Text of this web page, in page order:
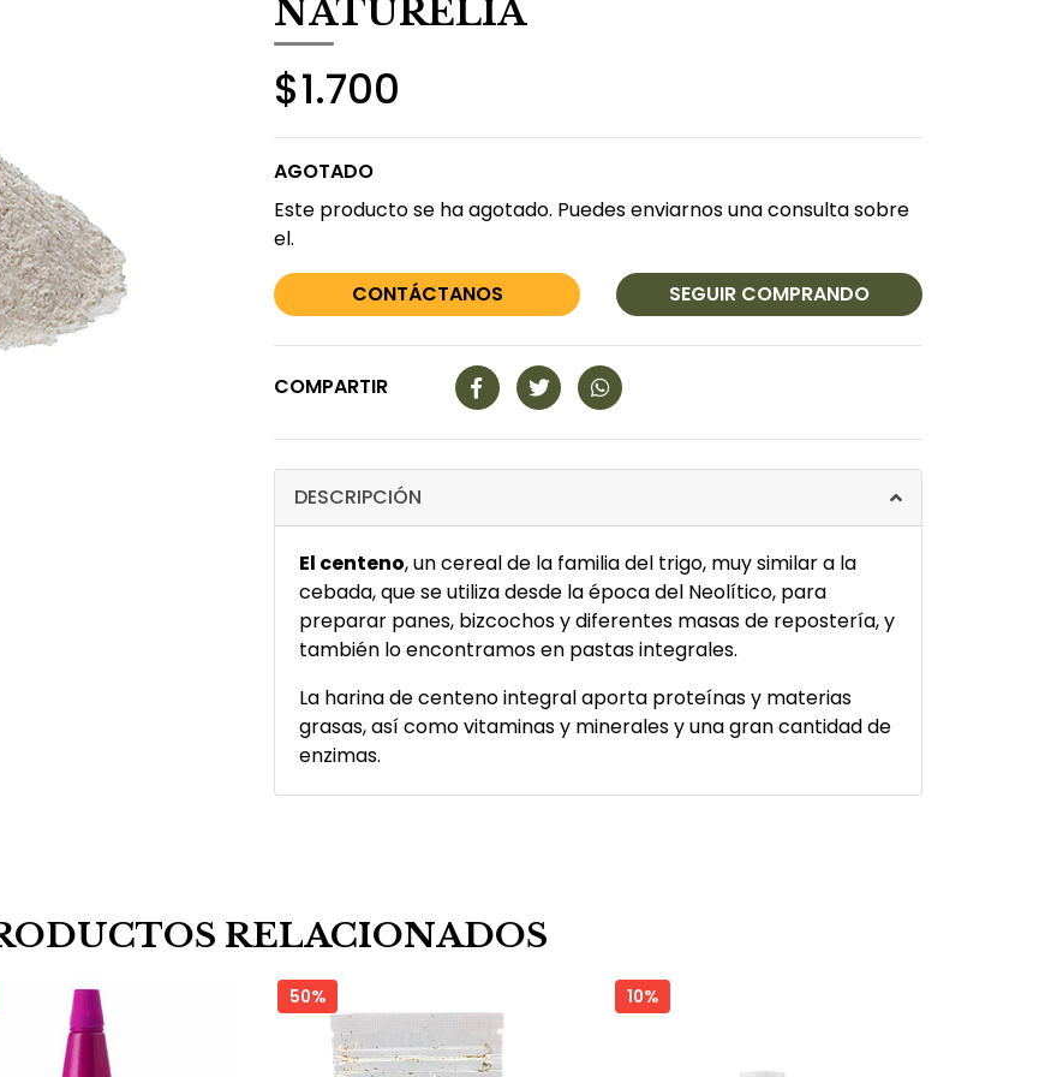
NATURELIA
$1.700
AGOTADO
Este producto se ha agotado. Puedes enviarnos una consulta sobre
el.
CONTÁCTANOS
SEGUIR COMPRANDO
COMPARTIR
DESCRIPCIÓN
El centeno, un cereal de la familia del trigo, muy similar a la
cebada, que se utiliza desde la época del Neolítico, para
preparar panes, bizcochos y diferentes masas de repostería, y
también lo encontramos en pastas integrales.
La harina de centeno integral aporta proteínas y materias
grasas, así como vitaminas y minerales y una gran cantidad de
enzimas.
RELACIONADOS
50% 10%